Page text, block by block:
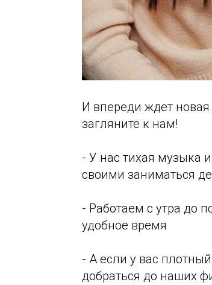
И впереди ждет
загляните к нам!
- У нас тихая музыка
своими заниматься
- Работаем с утра до
удобное время
- А если у вас
добраться до наших